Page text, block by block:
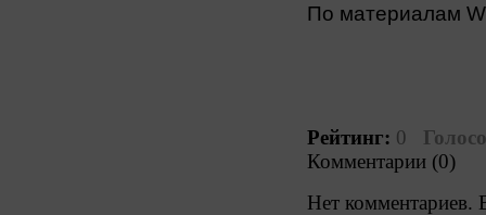
По материалам
Рейтинг: 0
Комментарии (0)
Нет